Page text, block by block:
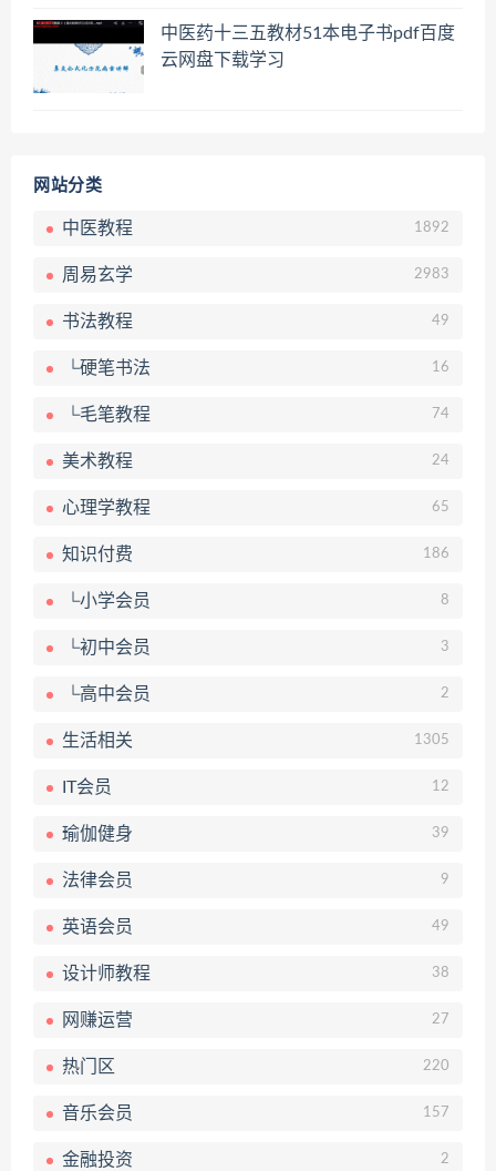
中医药十三五教材51本电子书pdf百度
云网盘下载学习
网站分类
中医教程 1892
周易玄学 2983
书法教程 49
└硬笔书法 16
└毛笔教程 74
美术教程 24
心理学教程 65
知识付费 186
└小学会员 8
└初中会员 3
└高中会员 2
生活相关 1305
IT会员 12
瑜伽健身 39
法律会员 9
英语会员 49
设计师教程 38
网赚运营 27
热门区 220
音乐会员 157
金融投资 2